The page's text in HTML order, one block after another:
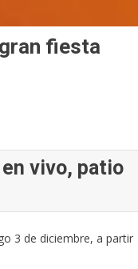
fiesta
vivo, patio
3 de diciembre, a partir